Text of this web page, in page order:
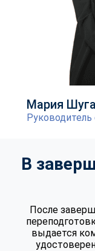
Мария
В
После
выдается